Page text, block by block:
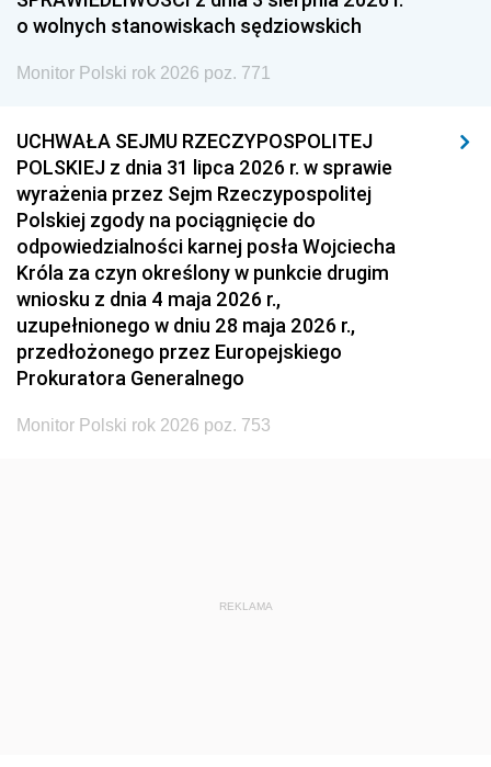
1954 1953 1952
1951 1950
1939 1938 1937
1936 1930
o wolnych stanowiskach sędziowskich
Monitor Polski rok 2026 poz. 771
UCHWAŁA SEJMU RZECZYPOSPOLITEJ
POLSKIEJ z dnia 31 lipca 2026 r. w sprawie
wyrażenia przez Sejm Rzeczypospolitej
Polskiej zgody na pociągnięcie do
odpowiedzialności karnej posła Wojciecha
Króla za czyn określony w punkcie drugim
wniosku z dnia 4 maja 2026 r.,
uzupełnionego w dniu 28 maja 2026 r.,
przedłożonego przez Europejskiego
Prokuratora Generalnego
Monitor Polski rok 2026 poz. 753
REKLAMA